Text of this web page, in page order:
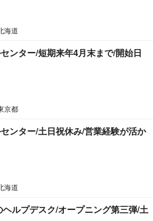
海道
ンター/短期来年4月末まで/開始日
京都
ンター/土日祝休み/営業経験が活か
海道
ルプデスク/オープニング第三弾/土